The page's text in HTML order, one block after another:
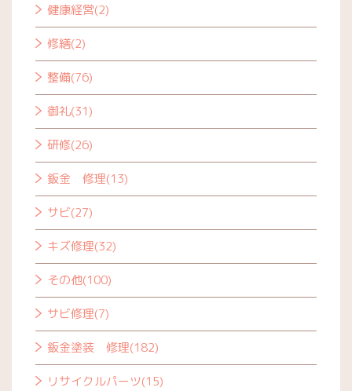
健康経営(2)
修繕(2)
整備(76)
御礼(31)
研修(26)
鈑金 修理(13)
サビ(27)
キズ修理(32)
その他(100)
サビ修理(7)
鈑金塗装 修理(182)
リサイクルパーツ(15)